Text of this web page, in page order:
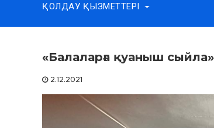
ҚОЛДАУ ҚЫЗМЕТТЕРІ
«Балаларға қуаныш
2.12.2021